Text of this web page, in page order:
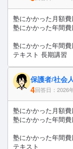
塾にかかった月額
塾にかかった年間
塾にかかった年間
テキスト 長期講習
保護者/社会
4回答日：2026
塾にかかった月額
塾にかかった年間
塾にかかった年間
テキスト